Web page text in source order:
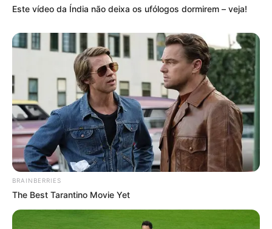
Este vídeo da Índia não deixa os ufólogos dormirem – veja!
BRAINBERRIES
The Best Tarantino Movie Yet